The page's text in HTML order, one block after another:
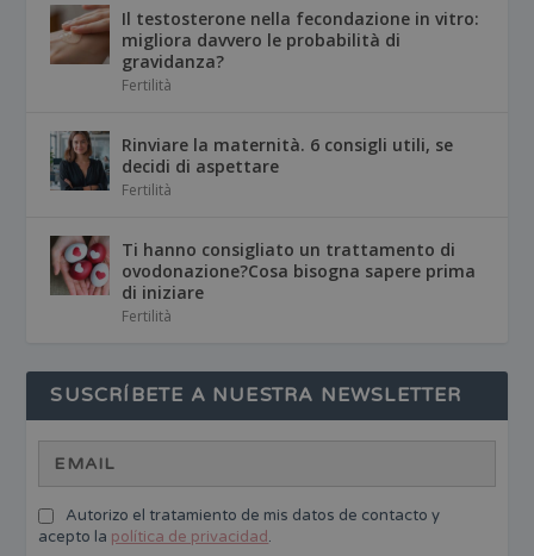
Il testosterone nella fecondazione in vitro:
migliora davvero le probabilità di
gravidanza?
Fertilità
Rinviare la maternità. 6 consigli utili, se
decidi di aspettare
Fertilità
Ti hanno consigliato un trattamento di
ovodonazione?Cosa bisogna sapere prima
di iniziare
Fertilità
SUSCRÍBETE A NUESTRA NEWSLETTER
Autorizo el tratamiento de mis datos de contacto y
acepto la política de privacidad.